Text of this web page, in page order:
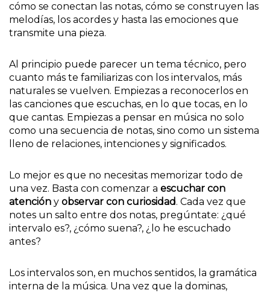
cómo se conectan las notas, cómo se construyen las
melodías, los acordes y hasta las emociones que
transmite una pieza.
Al principio puede parecer un tema técnico, pero
cuanto más te familiarizas con los intervalos, más
naturales se vuelven. Empiezas a reconocerlos en
las canciones que escuchas, en lo que tocas, en lo
que cantas. Empiezas a pensar en música no solo
como una secuencia de notas, sino como un sistema
lleno de relaciones, intenciones y significados.
Lo mejor es que no necesitas memorizar todo de
una vez. Basta con comenzar a escuchar con
atención y observar con curiosidad. Cada vez que
notes un salto entre dos notas, pregúntate: ¿qué
intervalo es?, ¿cómo suena?, ¿lo he escuchado
antes?
Los intervalos son, en muchos sentidos, la gramática
interna de la música. Una vez que la dominas,